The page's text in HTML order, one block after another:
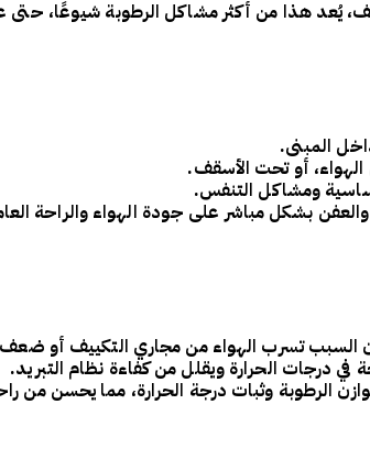
يُعد هذا من أكثرمشاكل الرطوبة شيوعًا، حتى
المبنى.
أو تحت الأسقف.
ومشاكل التنفس.
والعفن بشكل مباشر على جودة الهواء والراحة
السببتسرب الهواء من مجاري التكييف أو ضعف
في درجات الحرارة ويقلل من كفاءة نظام التبريد.
الرطوبة وثبات درجة الحرارة، مما يحسن من